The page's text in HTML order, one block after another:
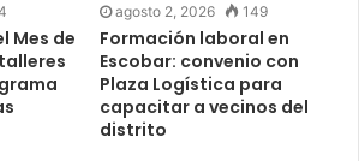
Mes de
agosto 2, 2026 149
Formación laboral en
Escobar: convenio con
Plaza Logística para
capacitar a vecinos del
distrito